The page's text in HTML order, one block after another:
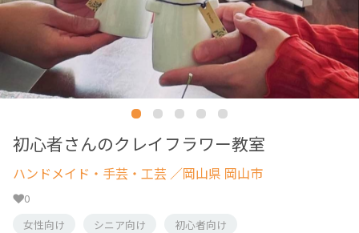
初心者さんのクレイフラワー教室
ハンドメイド・手芸・工芸 ／岡山県 岡山市
0
女性向け
シニア向け 初心者向け